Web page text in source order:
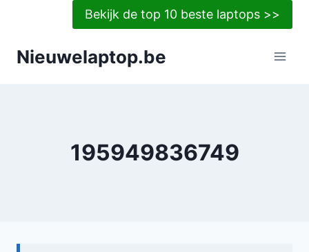
Bekijk de top 10 beste laptops >>
Nieuwelaptop.be
195949836749